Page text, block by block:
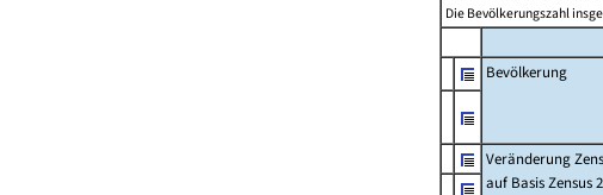
Die Bevölkerungszahl
Bevölkerung
Veränderung
auf Basis Zensus